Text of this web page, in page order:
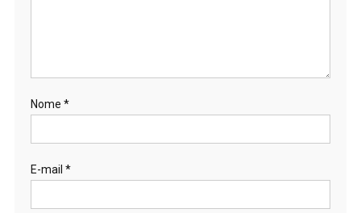
Nome *
E-mail *